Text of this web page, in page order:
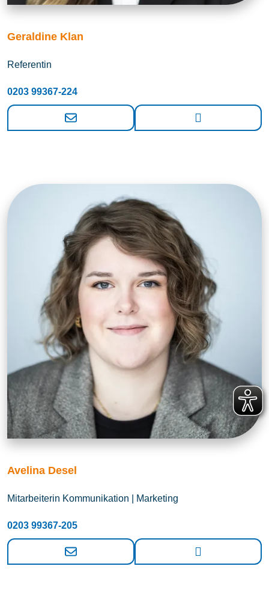
Geraldine Klan
Referentin
0203 99367-224
Avelina Desel
Mitarbeiterin Kommunikation | Marketing
0203 99367-205